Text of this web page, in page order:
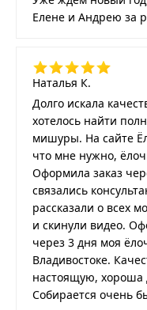
Елене и Андрею за
Наталья К.
Долго искала
хотелось найти
мишуры. На сайте
что мне нужно,
Оформила заказ
связались
рассказали о всех
и скинули видео.
через 3 дня моя
Владивостоке.
настоящую, хороша
Собирается очень